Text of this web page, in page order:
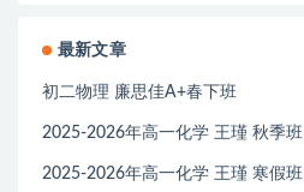
最新文章
初二物理 廉思佳A+春下班
2025-2026年高一化学 王瑾 秋季班
2025-2026年高一化学 王瑾 寒假班